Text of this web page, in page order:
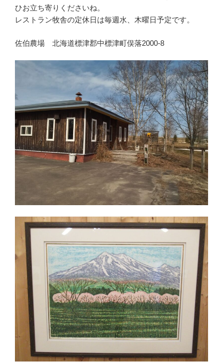
ひお立ち寄りくださいね。
レストラン牧舎の定休日は毎週水、木曜日予定です。
佐伯農場 北海道標津郡中標津町俣落2000-8